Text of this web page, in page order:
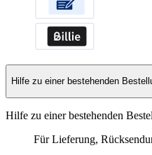
Hilfe zu einer bestehenden
Hilfe zu einer bestehenden
Für Lieferung,